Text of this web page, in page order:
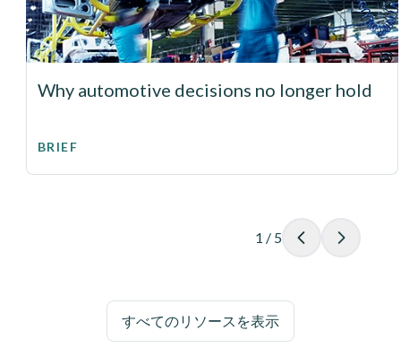
Why automotive decisions no longer hold
BRIEF
1 / 5
すべてのリソースを表示